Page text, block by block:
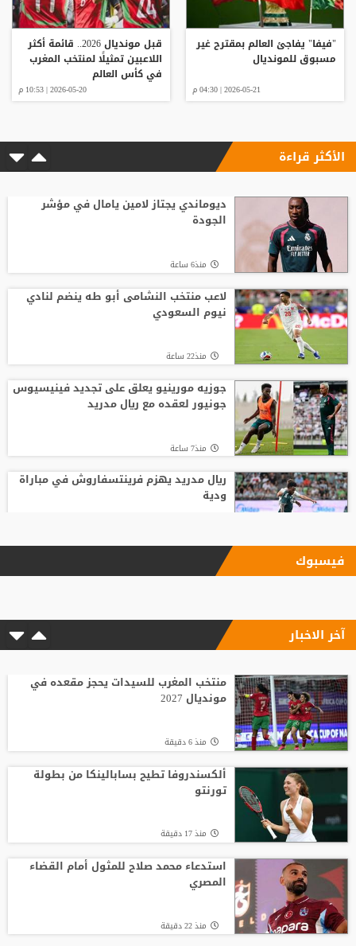
"فيفا" يفاجئ العالم بمقترح غير
مسبوق للمونديال
2026-05-21 | 04:30 م
قبل مونديال 2026.. قائمة أكثر
اللاعبين تمثيلًا لمنتخب المغرب
في كأس العالم
2026-05-20 | 10:53 م
الأكثر قراءة
ديوماندي يجتاز لامين يامال في مؤشر
الجودة
منذ6 ساعة
لاعب منتخب النشامى أبو طه ينضم لنادي
نيوم السعودي
منذ22 ساعة
جوزيه مورينيو يعلق على تجديد فينيسيوس
جونيور لعقده مع ريال مدريد
منذ7 ساعة
ريال مدريد يهزم فرينتسفاروش في مباراة
ودية
"اليويفا" يؤكد دفع مستحقات نهاية الخدمة
على أزمة ألفاريز
خضيرة يفاجئ ريال مدريد
لوكا زيدان يودع غرناطة ويوقع لناد إسباني
جديد
فيسبوك
آخر الاخبار
منتخب المغرب للسيدات يحجز مقعده في
مونديال 2027
منذ 6 دقيقة
ألكسندروفا تطيح بسابالينكا من بطولة
تورنتو
منذ 17 دقيقة
استدعاء محمد صلاح للمثول أمام القضاء
المصري
منذ 22 دقيقة